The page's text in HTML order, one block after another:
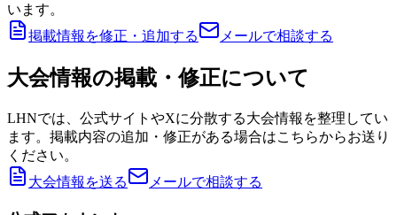
います。
掲載情報を修正・追加する
メールで相談する
大会情報の掲載・修正について
LHNでは、公式サイトやXに分散する大会情報を整理してい
ます。掲載内容の追加・修正がある場合はこちらからお送り
ください。
大会情報を送る
メールで相談する